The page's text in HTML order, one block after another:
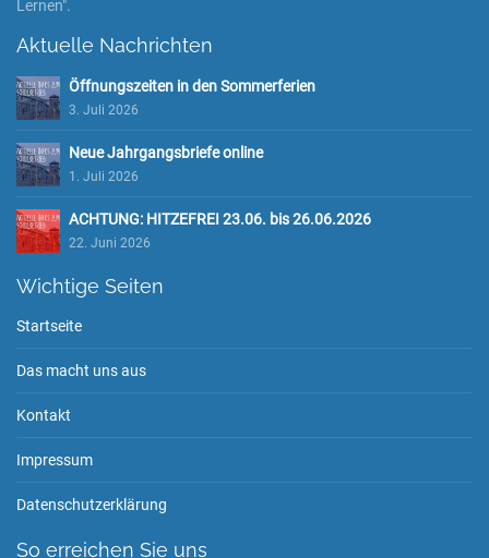
Lernen".
Aktuelle Nachrichten
Öffnungszeiten in den Sommerferien
3. Juli 2026
Neue Jahrgangsbriefe online
1. Juli 2026
ACHTUNG: HITZEFREI 23.06. bis 26.06.2026
22. Juni 2026
Wichtige Seiten
Startseite
Das macht uns aus
Kontakt
Impressum
Datenschutzerklärung
So erreichen Sie uns